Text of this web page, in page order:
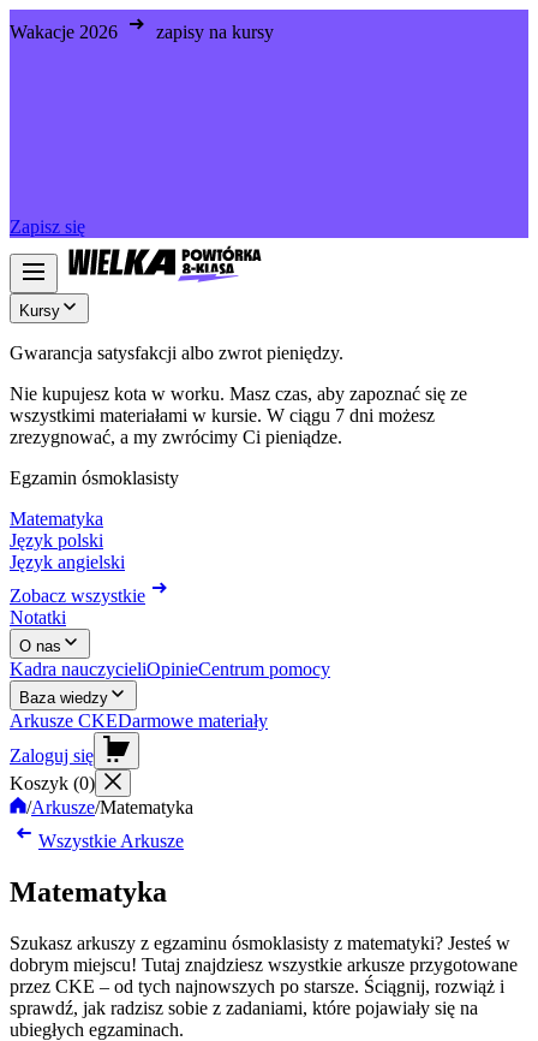
Wakacje 2026 zapisy na kursy
Zapisz się
Kursy
Gwarancja satysfakcji albo zwrot pieniędzy.
Nie kupujesz kota w worku. Masz czas, aby zapoznać się ze
wszystkimi materiałami w kursie. W ciągu 7 dni możesz
zrezygnować, a my zwrócimy Ci pieniądze.
Egzamin ósmoklasisty
Matematyka
Język polski
Język angielski
Zobacz wszystkie
Notatki
O nas
Kadra nauczycieliOpinieCentrum pomocy
Baza wiedzy
Arkusze CKEDarmowe materiały
Zaloguj się
Koszyk (0)
/Arkusze/Matematyka
Wszystkie Arkusze
Matematyka
Szukasz arkuszy z egzaminu ósmoklasisty z matematyki? Jesteś w
dobrym miejscu! Tutaj znajdziesz wszystkie arkusze przygotowane
przez CKE – od tych najnowszych po starsze. Ściągnij, rozwiąż i
sprawdź, jak radzisz sobie z zadaniami, które pojawiały się na
ubiegłych egzaminach.